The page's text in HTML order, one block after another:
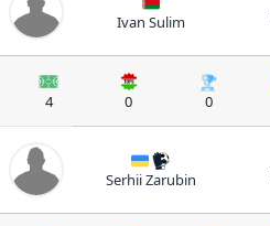
Ivan Sulim
4 0 0
Serhii Zarubin